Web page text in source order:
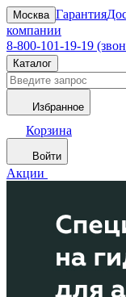
Москва Гарантия
компании
8-800-101-19-19
Каталог
Избранное
Корзина
Войти
Акции